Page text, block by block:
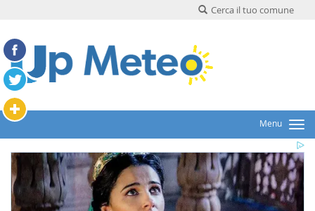
Cerca il tuo comune
Menu